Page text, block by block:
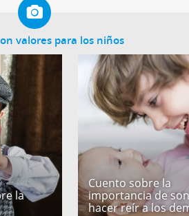
valores para los niños
la
Cuento sobre la
importancia de
hacer reír a los